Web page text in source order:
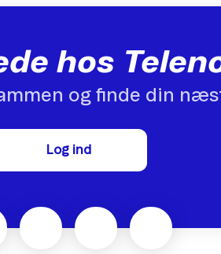
hos
og finde din
Log ind